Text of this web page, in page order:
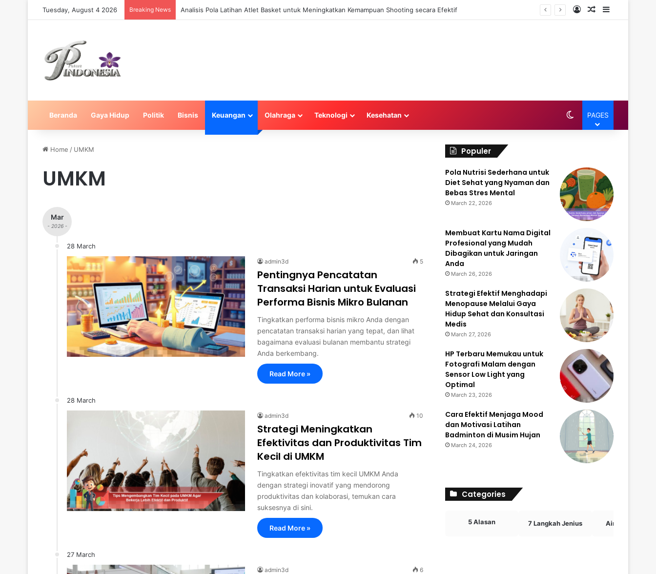
Tuesday, August 4 2026 Breaking News Strategi Manajemen Keuangan Efektif untuk Unggul di Industri E-commerce yang Kompetitif Log InRandom Article
Sidebar
Beranda Gaya Hidup Politik Bisnis Keuangan Olahraga Teknologi Kesehatan Switch skin
PAGES
Home / UMKM
UMKM
Mar
- 2026 -
28 March
admin3d 5
Pentingnya Pencatatan
Transaksi Harian untuk Evaluasi
Performa Bisnis Mikro Bulanan
Tingkatkan performa bisnis mikro Anda dengan
pencatatan transaksi harian yang tepat, dan lihat
bagaimana evaluasi bulanan membantu strategi
Anda berkembang.
Read More »
28 March
admin3d 10
Strategi Meningkatkan
Efektivitas dan Produktivitas Tim
Kecil di UMKM
Tingkatkan efektivitas tim kecil UMKM Anda
dengan strategi inovatif yang mendorong
produktivitas dan kolaborasi, temukan cara
suksesnya di sini.
Read More »
27 March
admin3d 6
Populer
Pola Nutrisi Sederhana untuk
Diet Sehat yang Nyaman dan
Bebas Stres Mental
March 22, 2026
Membuat Kartu Nama Digital
Profesional yang Mudah
Dibagikan untuk Jaringan
Anda
March 26, 2026
Strategi Efektif Menghadapi
Menopause Melalui Gaya
Hidup Sehat dan Konsultasi
Medis
March 27, 2026
HP Terbaru Memukau untuk
Fotografi Malam dengan
Sensor Low Light yang
Optimal
March 23, 2026
Cara Efektif Menjaga Mood
dan Motivasi Latihan
Badminton di Musim Hujan
March 24, 2026
Categories
5 Alasan 7 Langkah Jenius Airdrop Crypto